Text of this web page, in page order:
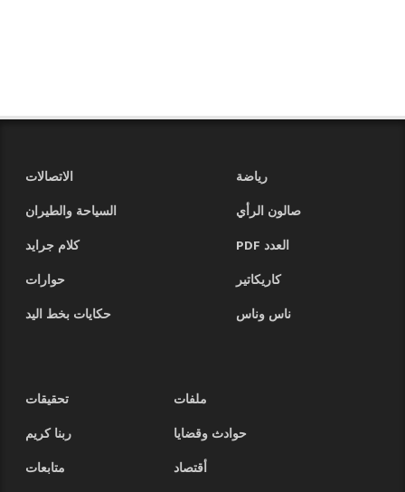
رياضة
الاتصالات
صالون الرأي
السياحة والطيران
العدد PDF
كلام جرايد
كاريكاتير
حوارات
ناس وناس
حكايات بخط اليد
ملفات
تحقيقات
حوادث وقضايا
ربنا كريم
أقتصاد
متابعات